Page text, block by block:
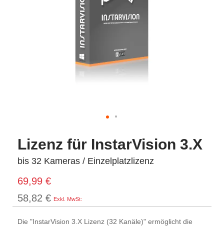
Lizenz für InstarVision 3.X
bis 32 Kameras / Einzelplatzlizenz
69,99 €
58,82 €
Die "InstarVision 3.X Lizenz (32 Kanäle)" ermöglicht die